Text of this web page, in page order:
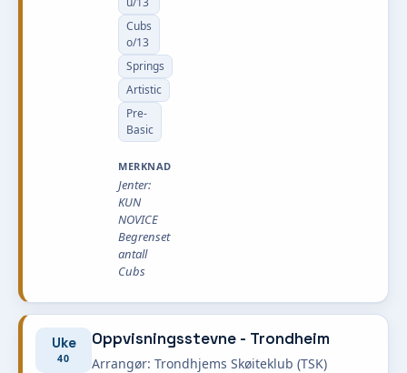
Cubs
o/13
Springs
Artistic
Pre-
Basic
MERKNAD
Jenter:
KUN
NOVICE
Begrenset
antall
Cubs
Uke
40
Oppvisningsstevne - Trondheim
Arrangør: Trondhjems Skøiteklub (TSK)